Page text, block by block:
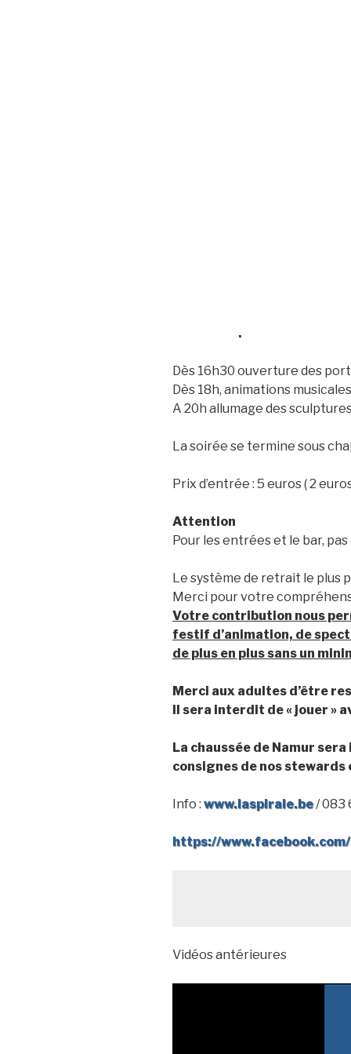
.
Dès 16h30 ouverture des
Dès 18h, animations
A 20h allumage des
La soirée se termine sous
Prix d’entrée : 5 euros ( 2
Attention
Pour les entrées et le bar,
Le système de retrait le plus
Merci pour votre
Votre contribution nous
festif d’animation, de
de plus en plus sans un
Merci aux adultes d’être
Il sera interdit de « jouer »
La chaussée de Namur
consignes de nos stewards
Info : www.laspirale.be/ 083
https://
Vidéos antérieures